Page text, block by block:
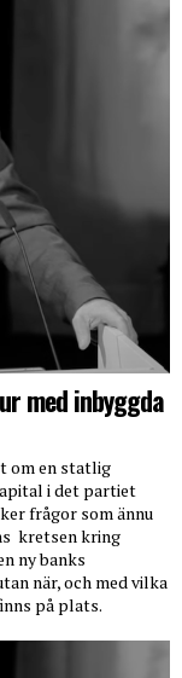
med inbyggda
om en statlig
i det partiet
frågor som ännu
kretsen kring
ny banks
när, och med vilka
på plats.